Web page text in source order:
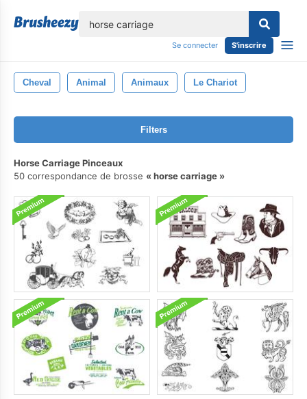
Se connecter S'inscrire
Cheval Animal Animaux Le Chariot
Filters
Horse Carriage Pinceaux
50 correspondance de brosse
horse carriage